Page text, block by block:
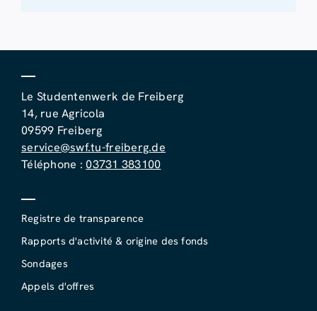
Le Studentenwerk de Freiberg
14, rue Agricola
09599 Freiberg
service@swf.tu-freiberg.de
Téléphone :03731 383100
Registre de transparence
Rapports d'activité & origine des fonds
Sondages
Appels d'offres